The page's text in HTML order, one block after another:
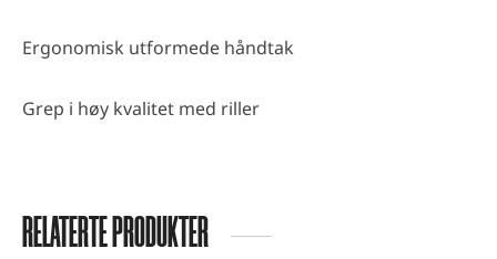
Ergonomisk utformede håndtak
Grep i høy kvalitet med riller
RELATERTE PRODUKTER